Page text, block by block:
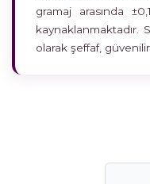
gramaj arasında
kaynaklanmaktadır.
olarak şeffaf,